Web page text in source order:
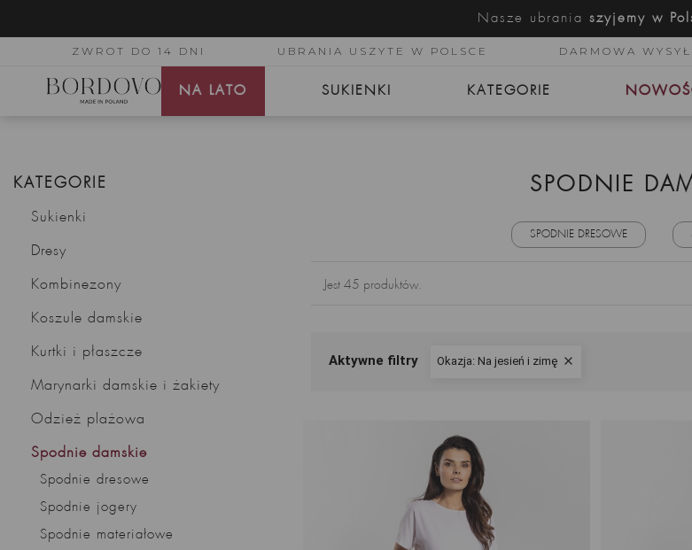
Nasze ubrania szyjemy w
ZWROT DO 14 DNI UBRANIA USZYTE W POLSCE DARMOWA
NA LATO SUKIENKI KATEGORIE
KATEGORIE
Sukienki
Dresy
Kombinezony
Koszule damskie
Kurtki i płaszcze
Marynarki damskie i żakiety
Odzież plażowa
Spodnie damskie
Spodnie dresowe
Spodnie jogery
Spodnie materiałowe
SPODNIE
SPODNIE DRESOWE
Jest 45 produktów.
Aktywne filtry Okazja: Na jesień i zimę 